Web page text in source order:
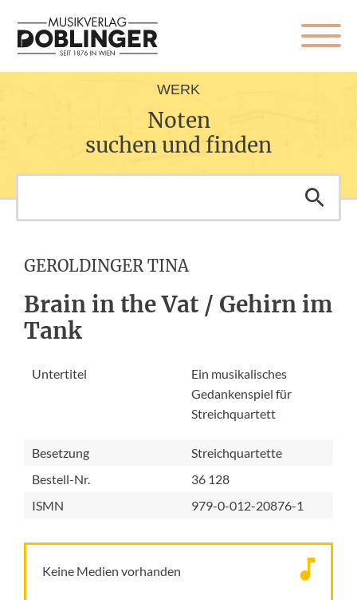
WERK
Noten
suchen und finden
GEROLDINGER TINA
Brain in the Vat / Gehirn im
Tank
Untertitel
Ein musikalisches
Gedankenspiel für
Streichquartett
Besetzung
Streichquartette
Bestell-Nr.
36 128
ISMN
979-0-012-20876-1
Keine Medien vorhanden